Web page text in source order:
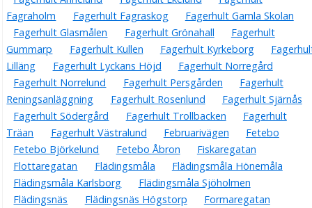
Fagraholm
Fagerhult Fagraskog
Fagerhult Gamla Skolan
Fagerhult Glasmålen
Fagerhult Grönahall
Fagerhult
Gummarp
Fagerhult Kullen Fagerhult Kyrkeborg
Lilläng
Fagerhult Lyckans Höjd
Fagerhult Norregård
Fagerhult Norrelund
Fagerhult Persgården
Fagerhult
Reningsanläggning
Fagerhult Rosenlund
Fagerhult Sjärnås
Fagerhult Södergård
Fagerhult Trollbacken
Fagerhult
Träan
Fagerhult Västralund Februarivägen
Fetebo
Fetebo Björkelund
Fetebo Åbron
Fiskaregatan
Flottaregatan
Flädingsmåla
Flädingsmåla Hönemåla
Flädingsmåla Karlsborg
Flädingsmåla Sjöholmen
Flädingsnäs
Flädingsnäs Högstorp
Formaregatan